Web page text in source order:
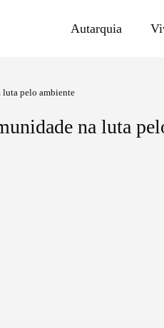
Autarquia
luta pelo ambiente
na luta